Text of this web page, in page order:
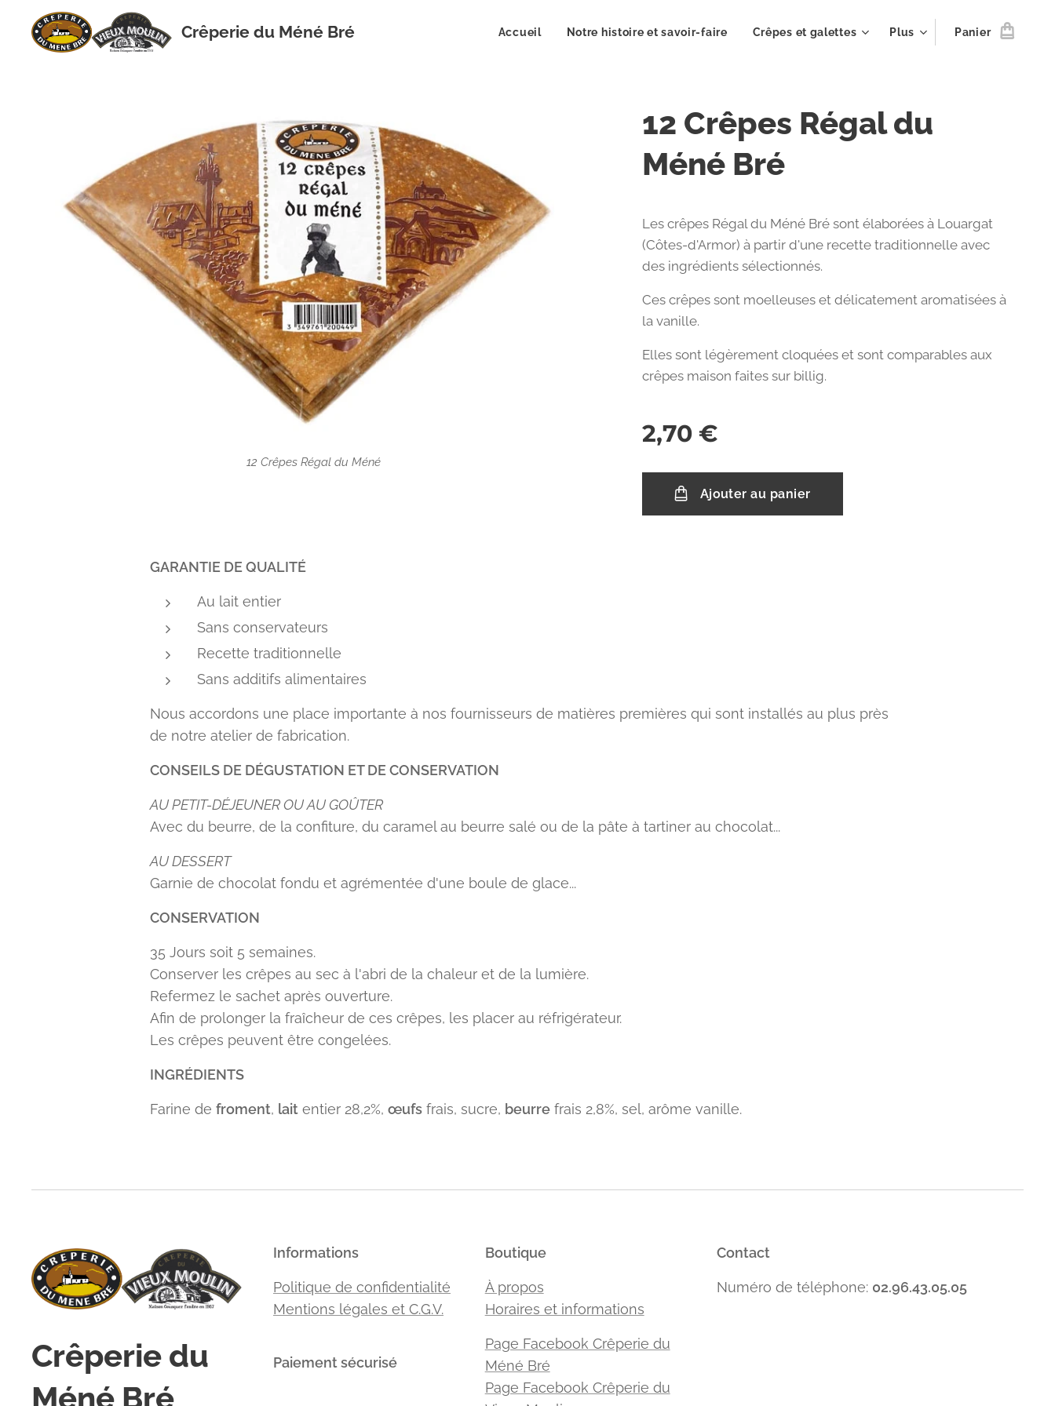
Crêperie du Méné Bré Accueil Notre histoire et savoir-faire Crêpes et galettes Plus Panier
12 Crêpes Régal du
Méné Bré
12 Crêpes Régal du Méné
Les crêpes Régal du Méné Bré sont élaborées à Louargat
(Côtes-d'Armor) à partir d'une recette traditionnelle avec
des ingrédients sélectionnés.
Ces crêpes sont moelleuses et délicatement aromatisées à
la vanille.
Elles sont légèrement cloquées et sont comparables aux
crêpes maison faites sur billig.
2,70 €
Ajouter au panier
GARANTIE DE QUALITÉ
Au lait entier
Sans conservateurs
Recette traditionnelle
​Sans additifs alimentaires
Nous accordons une place importante à nos fournisseurs de matières premières qui sont installés au plus près
de notre atelier de fabrication.
CONSEILS DE DÉGUSTATION ET DE CONSERVATION
AU PETIT-DÉJEUNER OU AU GOÛTER
Avec du beurre, de la confiture, du caramel au beurre salé ou de la pâte à tartiner au chocolat...
AU DESSERT
Garnie de chocolat fondu et agrémentée d'une boule de glace...
CONSERVATION
35 Jours soit 5 semaines.
Conserver les crêpes au sec à l'abri de la chaleur et de la lumière.
Refermez le sachet après ouverture.
Afin de prolonger la fraîcheur de ces crêpes, les placer au réfrigérateur.
Les crêpes peuvent être congelées.
INGRÉDIENTS
Farine de froment, laitentier 28,2%, œufsfrais, sucre, beurrefrais 2,8%, sel, arôme vanille.
Crêperie du
Méné Bré
Informations
Politique de confidentialité
Mentions légales et C.G.V.
Paiement sécurisé
Boutique
À propos
Horaires et informations
Page Facebook Crêperie du
Méné Bré
Page Facebook Crêperie du
Contact
Numéro de téléphone: 02.96.43.05.05